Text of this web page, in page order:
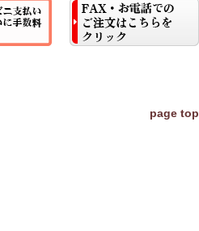
page top